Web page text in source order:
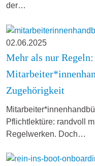
der…
02.06.2025
Mehr als nur
Zugehörigkeit
Pflichtlektüre: randvoll
Regelwerken. Doch…